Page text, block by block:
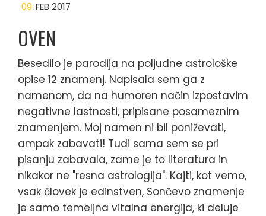
09 FEB 2017
OVEN
Besedilo je parodija na poljudne astrološke
opise 12 znamenj. Napisala sem ga z
namenom, da na humoren način izpostavim
negativne lastnosti, pripisane posameznim
znamenjem. Moj namen ni bil poniževati,
ampak zabavati! Tudi sama sem se pri
pisanju zabavala, zame je to literatura in
nikakor ne "resna astrologija". Kajti, kot vemo,
vsak človek je edinstven, Sončevo znamenje
je samo temeljna vitalna energija, ki deluje